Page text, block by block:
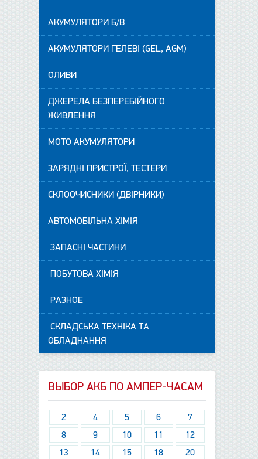
АКУМУЛЯТОРИ Б/В
АКУМУЛЯТОРИ ГЕЛЕВІ (GEL, AGM)
ОЛИВИ
ДЖЕРЕЛА БЕЗПЕРЕБІЙНОГО
ЖИВЛЕННЯ
МОТО АКУМУЛЯТОРИ
ЗАРЯДНІ ПРИСТРОЇ, ТЕСТЕРИ
СКЛООЧИСНИКИ (ДВІРНИКИ)
АВТОМОБІЛЬНА ХІМІЯ
ЗАПАСНІ ЧАСТИНИ
ПОБУТОВА ХІМІЯ
РАЗНОЕ
СКЛАДСЬКА ТЕХНІКА ТА
ОБЛАДНАННЯ
ВЫБОР АКБ ПО АМПЕР-ЧАСАМ
2 4 5 6
7
8
9 10 11
12
13
14 15 18
20